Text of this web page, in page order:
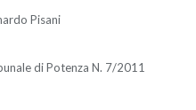
Pisani
di Potenza N. 7/2011